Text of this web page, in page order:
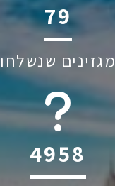
116
מגזינים שנשלחו
6045